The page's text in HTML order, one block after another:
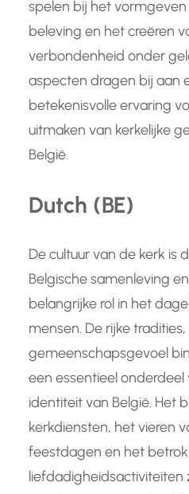
spelen bij het
beleving en het creëren
verbondenheid onder
aspecten dragen bij aan
betekenisvolle ervaring
uitmaken van kerkelijke
België.
Dutch (BE)
De cultuur van de kerk is
Belgische samenleving
belangrijke rol in het
mensen. De rijke
gemeenschapsgevoel
een essentieel onderdeel
identiteit van België. Het
kerkdiensten, het vieren
feestdagen en het
liefdadigheidsactiviteiten